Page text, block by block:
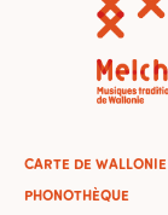
CARTE DE WALLONIE
PHONOTHÈQUE